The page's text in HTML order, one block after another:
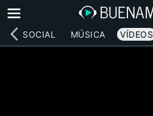
RED SOCIAL MÚSICA VÍDEOS